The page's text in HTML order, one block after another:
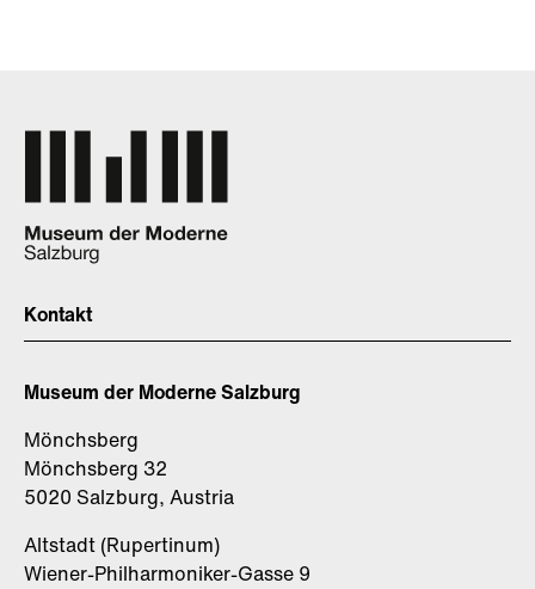
Kontakt
Museum der Moderne Salzburg
Mönchsberg
Mönchsberg 32
5020 Salzburg, Austria
Altstadt (Rupertinum)
Wiener-Philharmoniker-Gasse 9